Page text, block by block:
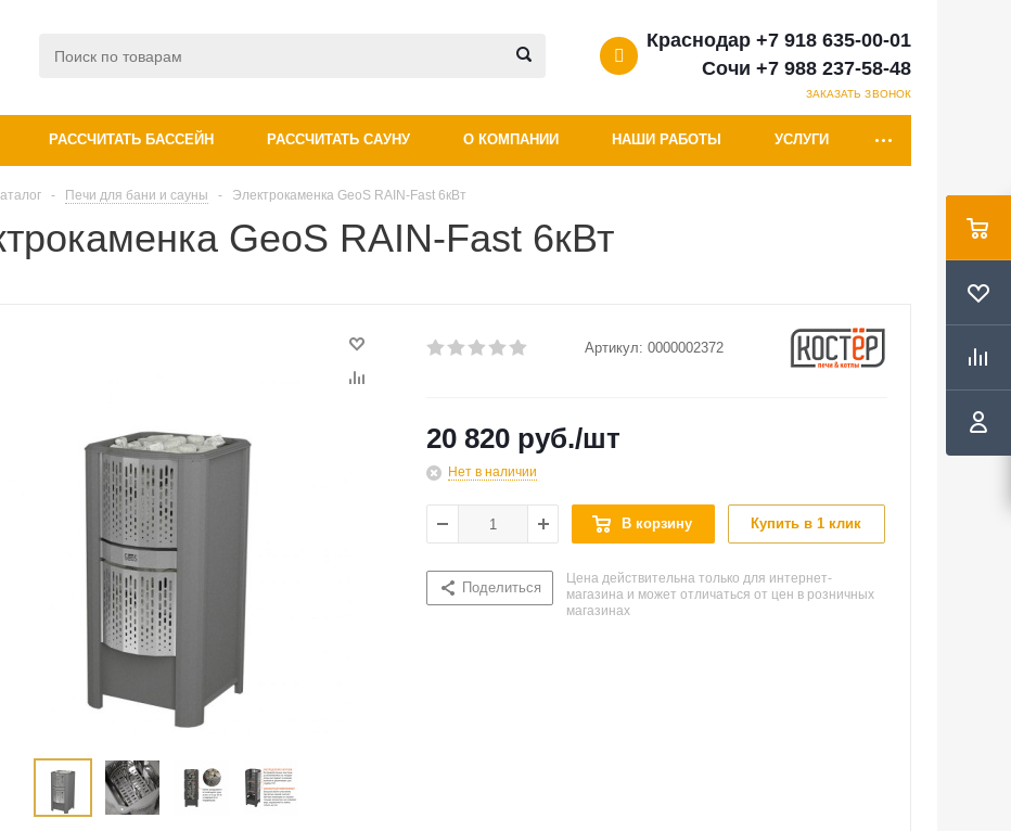
Краснодар +7 918 635-00-01
Сочи +7 988 237-58-48
ЗАКАЗАТЬ ЗВОНОК
РАССЧИТАТЬ БАССЕЙН РАССЧИТАТЬ САУНУ О КОМПАНИИ НАШИ РАБОТЫ УСЛУГИ
- Печи для бани и сауны - Электрокаменка GeoS RAIN-Fast 6кВт
GeoS RAIN-Fast 6кВт
Артикул: 0000002372
20 820 руб./шт
Нет в наличии
В корзину Купить в 1 клик
Поделиться
Цена действительна только для интернет-
магазина и может отличаться от цен в розничных
магазинах